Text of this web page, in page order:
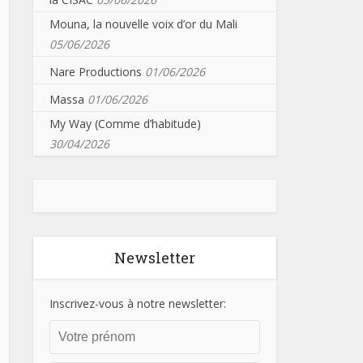
Mouna, la nouvelle voix d’or du Mali
05/06/2026
Nare Productions 01/06/2026
Massa 01/06/2026
My Way (Comme d’habitude)
30/04/2026
Newsletter
Inscrivez-vous à notre newsletter: